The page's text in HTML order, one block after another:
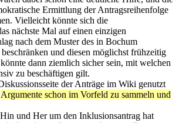
Ermittlung der Antragsreihenfolge
Vielleicht könnte sich die
nächste Mal auf einen einzigen
nach dem Muster des in Bochum
und diesen möglichst frühzeitig
dann ziemlich sicher sein, mit welchen
zu beschäftigen gilt.
der Anträge im Wiki genutzt
Argumente schon im Vorfeld zu sammeln und
und Her um den Inklusionsantrag hat